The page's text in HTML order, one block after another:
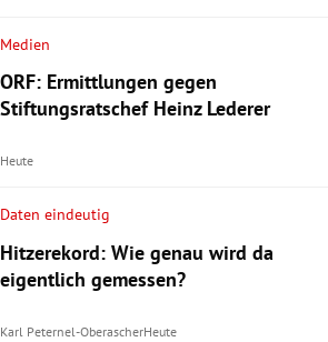
Medien
ORF: Ermittlungen gegen
Stiftungsratschef Heinz Lederer
Heute
Daten eindeutig
Hitzerekord: Wie genau wird da
eigentlich gemessen?
Karl Peternel-OberascherHeute